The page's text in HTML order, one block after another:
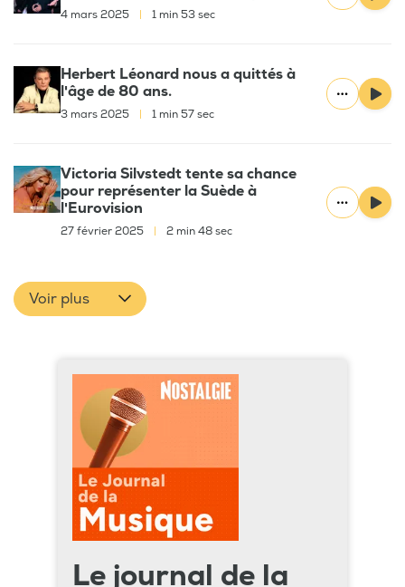
4 mars 2025 1 min 53 sec
Herbert Léonard nous a quittés à
l'âge de 80 ans.
3 mars 2025 1 min 57 sec
Victoria Silvstedt tente sa chance
pour représenter la Suède à
l'Eurovision
27 février 2025 2 min 48 sec
Voir plus
Le journal de la